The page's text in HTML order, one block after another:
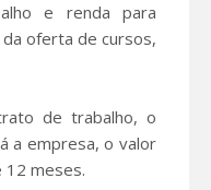
e renda para
oferta de cursos,
de trabalho, o
a empresa, o valor
12 meses.